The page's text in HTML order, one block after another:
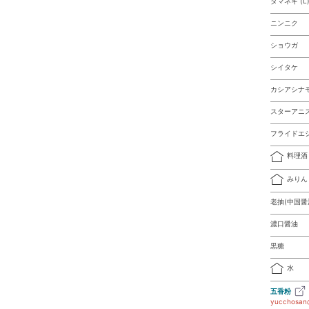
ニンニク
ショウガ
シイタケ
カシアシナ
スターアニ
フライドエ
料理酒
みりん
老抽(中国
濃口醤油
黒糖
水
五香粉
yucchosan